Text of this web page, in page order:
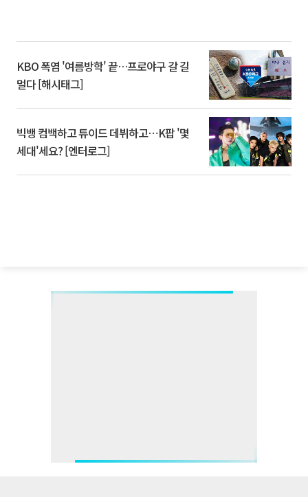
KBO 폭염 '여름방학' 끝…프로야구 갈 길
멀다 [해시태그]
빅뱅 컴백하고 튜이드 데뷔하고⋯K팝 '몇
세대'세요? [엔터로그]